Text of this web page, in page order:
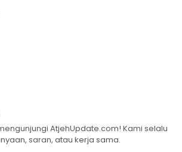
AtjehUpdate.com! Kami selalu
saran, atau kerja sama.